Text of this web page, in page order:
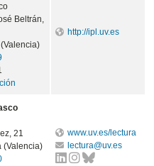
Beltrán,
http://ipl.uv.es
21
(Valencia)
www.uv.es/lectura
lectura@uv.es